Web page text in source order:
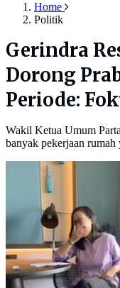
Home
Politik
Gerindra
Dorong
Periode:
Wakil Ketua Umum
banyak pekerjaan rumah